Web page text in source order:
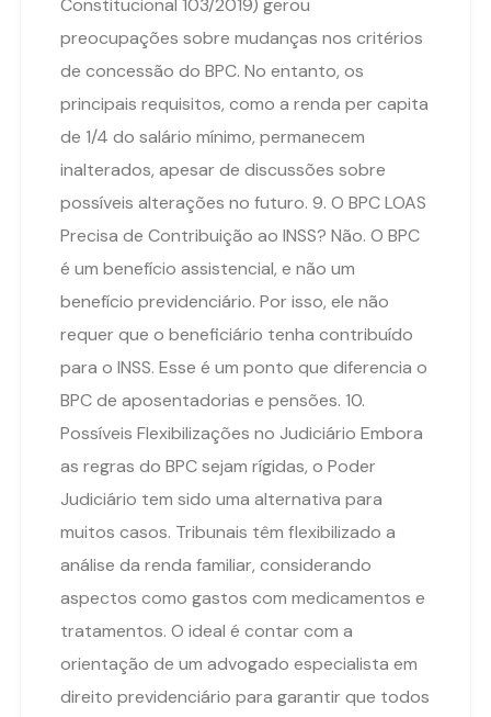
Constitucional 103/2019) gerou
preocupações sobre mudanças nos critérios
de concessão do BPC. No entanto, os
principais requisitos, como a renda per capita
de 1/4 do salário mínimo, permanecem
inalterados, apesar de discussões sobre
possíveis alterações no futuro. 9. O BPC LOAS
Precisa de Contribuição ao INSS? Não. O BPC
é um benefício assistencial, e não um
benefício previdenciário. Por isso, ele não
requer que o beneficiário tenha contribuído
para o INSS. Esse é um ponto que diferencia o
BPC de aposentadorias e pensões. 10.
Possíveis Flexibilizações no Judiciário Embora
as regras do BPC sejam rígidas, o Poder
Judiciário tem sido uma alternativa para
muitos casos. Tribunais têm flexibilizado a
análise da renda familiar, considerando
aspectos como gastos com medicamentos e
tratamentos. O ideal é contar com a
orientação de um advogado especialista em
direito previdenciário para garantir que todos